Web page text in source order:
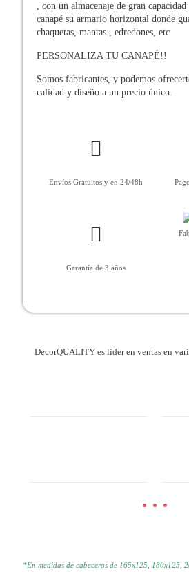
, con un almacenaje de gran
canapé su armario horizontal donde
chaquetas, mantas , edredones, etc
PERSONALIZA TU CANAPÉ!!
Somos fabricantes, y podemos
calidad y diseño a un precio único.
Envíos Gratuitos y en 24/48h
Garantía de 3 años
DecorQUALITY es líder en ventas en
*En medidas de cabeceros de 165x125, 180x125,